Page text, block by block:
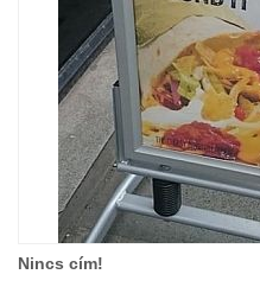
Nincs cím!